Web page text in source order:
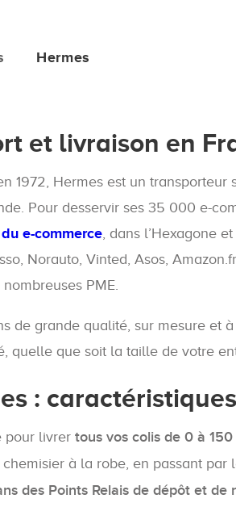
Hermes
et livraison en
1972, Hermes est un
Pour desservir ses 35 000 e-
e-commerce, dans l’Hexagone
Norauto, Vinted, Asos,
PME.
de grande qualité, sur mesure
quelle que soit la taille de votre
:
pour livrer tous vos colis de 0 à 150
chemisier à la robe, en passant
des Points Relais de dépôt et de